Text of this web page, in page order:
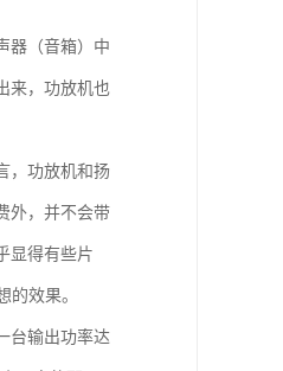
器（音箱）中
来，功放机也
，功放机和扬
外，并不会带
显得有些片
的效果。
台输出功率达